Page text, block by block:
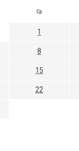
Ср
1
8
15
22